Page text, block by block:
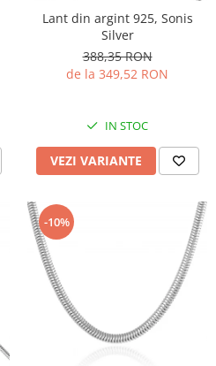
Lant din argint 925, Sonis
Silver
388,35 RON
de la 349,52 RON
IN STOC
VEZI VARIANTE
-10%